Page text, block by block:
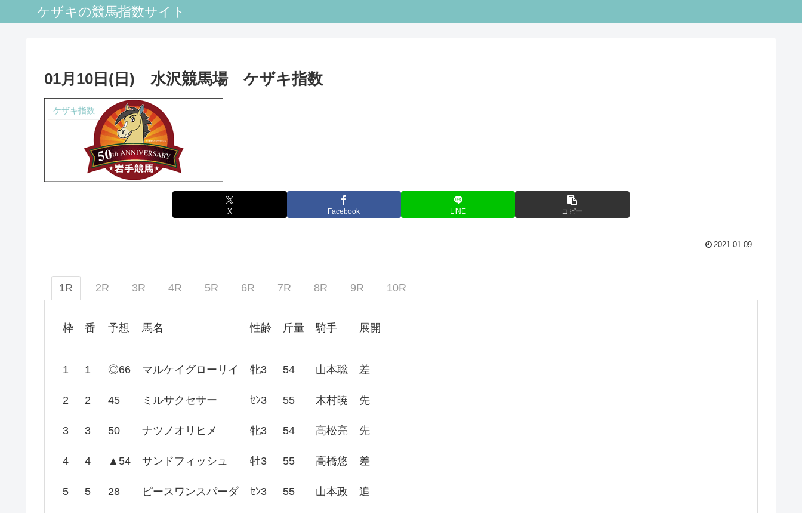
ケザキの競馬指数サイト
01月10日(日) 水沢競馬場 ケザキ指数
ケザキ指数
X Facebook LINE コピー
2021.01.09
1R 2R 3R 4R 5R 6R 7R 8R 9R 10R
枠 番 予想 馬名 性齢 斤量 騎手 展開
1 1 ◎66 マルケイグローリイ 牝3 54 山本聡 差
2 2 45 ミルサクセサー ｾﾝ3 55 木村暁 先
3 3 50 ナツノオリヒメ 牝3 54 高松亮 先
4 4 ▲54 サンドフィッシュ 牡3 55 高橋悠 差
5 5 28 ピースワンスパーダ ｾﾝ3 55 山本政 追